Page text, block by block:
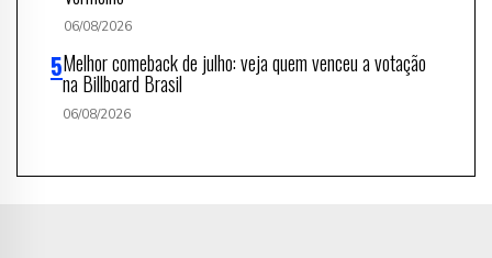
06/08/2026
Melhor comeback de julho: veja quem venceu a votação
na Billboard Brasil
06/08/2026